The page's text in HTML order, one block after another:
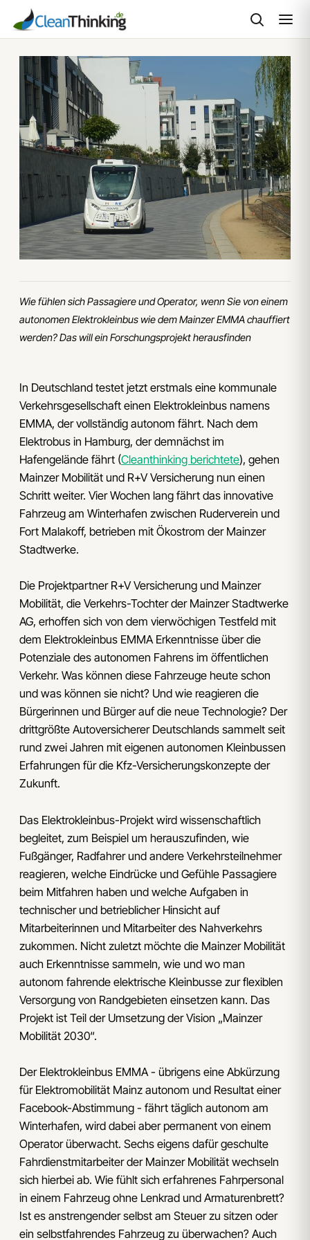
springen
Wie fühlen sich Passagiere und Operator, wenn Sie von einem
autonomen Elektrokleinbus wie dem Mainzer EMMA chauffiert
werden? Das will ein Forschungsprojekt herausfinden
In Deutschland testet jetzt erstmals eine kommunale
Verkehrsgesellschaft einen Elektrokleinbus namens
EMMA, der vollständig autonom fährt. Nach dem
Elektrobus in Hamburg, der demnächst im
Hafengelände fährt (Cleanthinking berichtete), gehen
Mainzer Mobilität und R+V Versicherung nun einen
Schritt weiter. Vier Wochen lang fährt das innovative
Fahrzeug am Winterhafen zwischen Ruderverein und
Fort Malakoff, betrieben mit Ökostrom der Mainzer
Stadtwerke.
Die Projektpartner R+V Versicherung und Mainzer
Mobilität, die Verkehrs-Tochter der Mainzer Stadtwerke
AG, erhoffen sich von dem vierwöchigen Testfeld mit
dem Elektrokleinbus EMMA Erkenntnisse über die
Potenziale des autonomen Fahrens im öffentlichen
Verkehr. Was können diese Fahrzeuge heute schon
und was können sie nicht? Und wie reagieren die
Bürgerinnen und Bürger auf die neue Technologie? Der
drittgrößte Autoversicherer Deutschlands sammelt seit
rund zwei Jahren mit eigenen autonomen Kleinbussen
Erfahrungen für die Kfz-Versicherungskonzepte der
Zukunft.
Das Elektrokleinbus-Projekt wird wissenschaftlich
begleitet, zum Beispiel um herauszufinden, wie
Fußgänger, Radfahrer und andere Verkehrsteilnehmer
reagieren, welche Eindrücke und Gefühle Passagiere
beim Mitfahren haben und welche Aufgaben in
technischer und betrieblicher Hinsicht auf
Mitarbeiterinnen und Mitarbeiter des Nahverkehrs
zukommen. Nicht zuletzt möchte die Mainzer Mobilität
auch Erkenntnisse sammeln, wie und wo man
autonom fahrende elektrische Kleinbusse zur flexiblen
Versorgung von Randgebieten einsetzen kann. Das
Projekt ist Teil der Umsetzung der Vision „Mainzer
Mobilität 2030“.
Der Elektrokleinbus EMMA - übrigens eine Abkürzung
für Elektromobilität Mainz autonom und Resultat einer
Facebook-Abstimmung - fährt täglich autonom am
Winterhafen, wird dabei aber permanent von einem
Operator überwacht. Sechs eigens dafür geschulte
Fahrdienstmitarbeiter der Mainzer Mobilität wechseln
sich hierbei ab. Wie fühlt sich erfahrenes Fahrpersonal
in einem Fahrzeug ohne Lenkrad und Armaturenbrett?
Ist es anstrengender selbst am Steuer zu sitzen oder
ein selbstfahrendes Fahrzeug zu überwachen? Auch